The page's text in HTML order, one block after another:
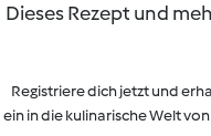
Dieses Rezept und
Registriere dich jetzt und
ein in die kulinarische Welt